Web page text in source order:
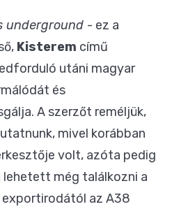
underground - ez a
Kisterem című
utáni magyar
és
A szerzőt reméljük,
mivel korábban
volt, azóta pedig
még találkozni a
exportirodától az A38